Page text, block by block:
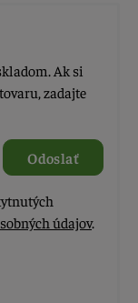
Ak si
zadajte
Odoslať
údajov.